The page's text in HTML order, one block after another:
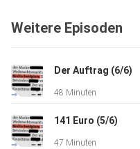
den
Informationen drohen
BREITSCHEIDPLATZ:
weiteren
Folgen ab Mitte Februar.
Auftrag von
Weitere Episoden
Der Auftrag (6/6)
48 Minuten
141 Euro (5/6)
47 Minuten